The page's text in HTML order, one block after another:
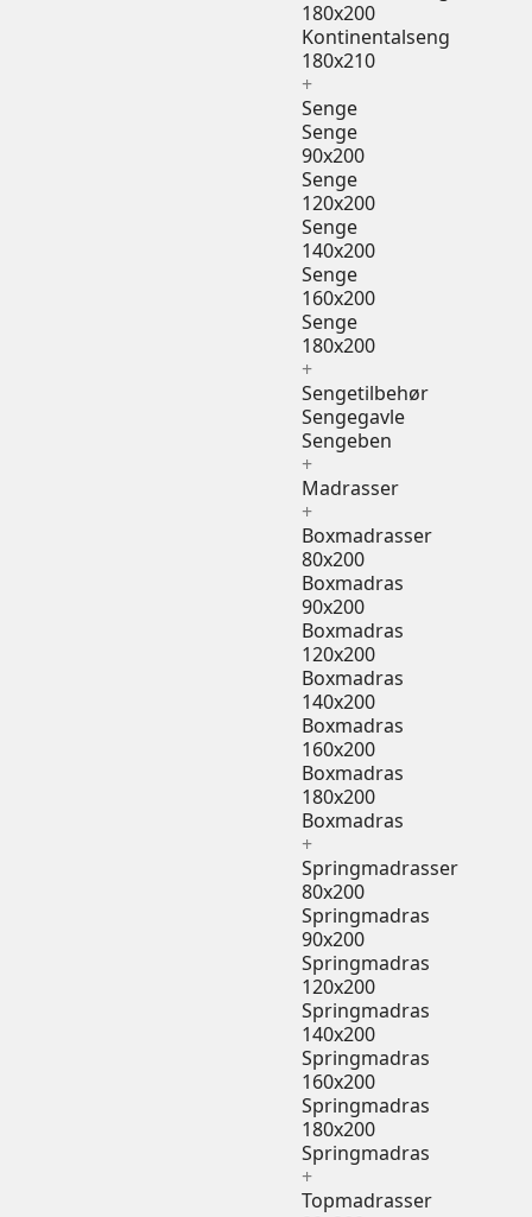
180x200
Kontinentalseng
180x210
+
Senge
Senge
90x200
Senge
120x200
Senge
140x200
Senge
160x200
Senge
180x200
+
Sengetilbehør
Sengegavle
Sengeben
+
Madrasser
+
Boxmadrasser
80x200
Boxmadras
90x200
Boxmadras
120x200
Boxmadras
140x200
Boxmadras
160x200
Boxmadras
180x200
Boxmadras
+
Springmadrasser
80x200
Springmadras
90x200
Springmadras
120x200
Springmadras
140x200
Springmadras
160x200
Springmadras
180x200
Springmadras
+
Topmadrasser